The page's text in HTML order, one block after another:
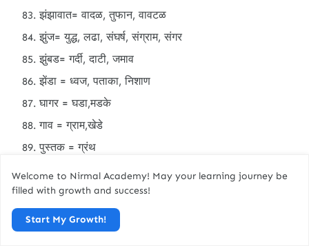
झंझावात= वादळ, तुफान, वावटळ
झुंज= युद्ध, लढा, संघर्ष, संग्राम, संगर
झुंबड= गर्दी, दाटी, जमाव
झेंडा = ध्वज, पताका, निशाण
घागर = घडा,मडके
गाव = ग्राम,खेडे
पुस्तक = ग्रंथ
अभिनंदन = गौरव
कथा =
कहाणी,हकिकत
हकिकत = गोष्ट,कहाणी
Welcome to Nirmal Academy! May your learning journey be
filled with growth and success!
Start My Growth!